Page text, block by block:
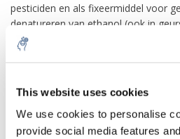
This website uses cookies
We use cookies to personalise
provide social media features
pesticiden en als fixeermiddel voor
denatureren van ethanol (ook in
vervolgens wordt gedeclareerd als
een zeer goede gelerende,
basis van cellulose en in enterische
farmaceutische producten.
producten vanwege zijn
haarconditionerende